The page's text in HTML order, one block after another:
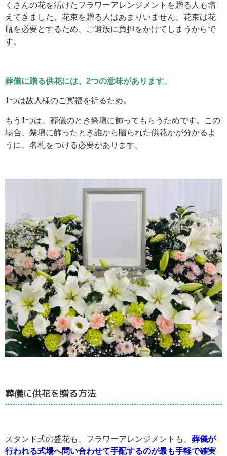
くさんの花を活けたフラワーアレンジメントを贈る人も増
えてきました。花束を贈る人はあまりいません。花束は花
瓶を必要とするため、ご遺族に負担をかけてしまうからで
す。
葬儀に贈る供花には、2つの意味があります。
1つは故人様のご冥福を祈るため。
もう1つは、葬儀のとき祭壇に飾ってもらうためです。この
場合、祭壇に飾ったとき誰から贈られた供花かが分かるよ
うに、名札をつける必要があります。
葬儀に供花を贈る方法
スタンド式の盛花も、フラワーアレンジメントも、 葬儀が
行われる式場へ問い合わせて手配するのが最も手軽で確実